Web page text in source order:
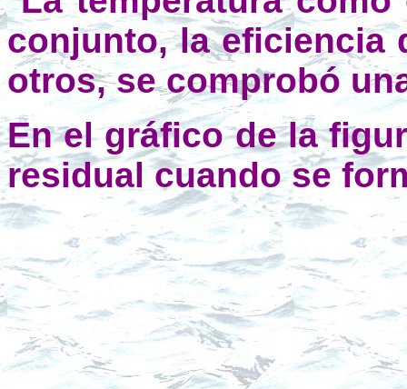
conjunto, la eficiencia
otros, se comprobó
En el gráfico de la
residual cuando se